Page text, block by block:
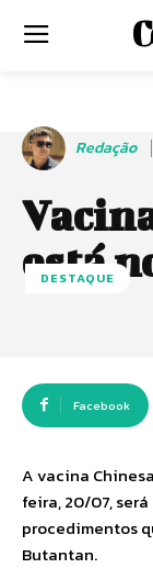
Redação
está
DESTAQUE
Facebook
A vacina
feira, 20/07,
procedimentos
Butantan.